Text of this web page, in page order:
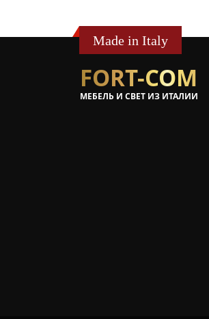
Made in Italy
FORT-COM
МЕБЕЛЬ И СВЕТ ИЗ ИТАЛИИ